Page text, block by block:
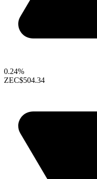
0.24%
ZEC$504.34